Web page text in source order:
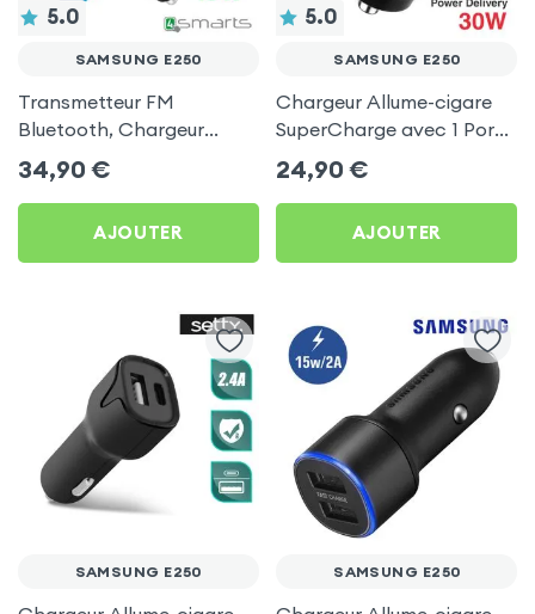
5.0
SAMSUNG E250
Transmetteur FM
Bluetooth, Chargeur
Allume-Cigare USB / USB-
C, Kit Main Libre
Multifonction - 4smarts
34,90 €
AJOUTER
5.0
SAMSUNG E250
Chargeur Allume-cigare
SuperCharge avec 1 Ports
USB et 1 Port USB-C - Noir
pour Samsung E250
24,90 €
AJOUTER
SAMSUNG E250 SAMSUNG E250